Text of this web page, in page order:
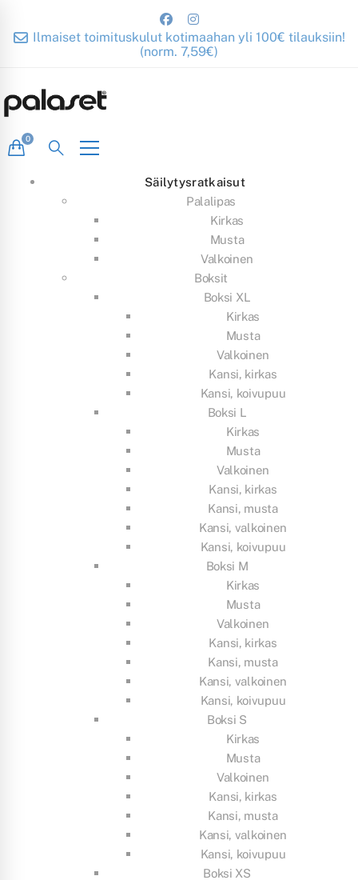
Ilmaiset toimituskulut kotimaahan yli 100€ tilauksiin!
(norm. 7,59€)
Säilytysratkaisut
Palalipas
Kirkas
Musta
Valkoinen
Boksit
Boksi XL
Kirkas
Musta
Valkoinen
Kansi, kirkas
Kansi, koivupuu
Boksi L
Kirkas
Musta
Valkoinen
Kansi, kirkas
Kansi, musta
Kansi, valkoinen
Kansi, koivupuu
Boksi M
Kirkas
Musta
Valkoinen
Kansi, kirkas
Kansi, musta
Kansi, valkoinen
Kansi, koivupuu
Boksi S
Kirkas
Musta
Valkoinen
Kansi, kirkas
Kansi, musta
Kansi, valkoinen
Kansi, koivupuu
Boksi XS